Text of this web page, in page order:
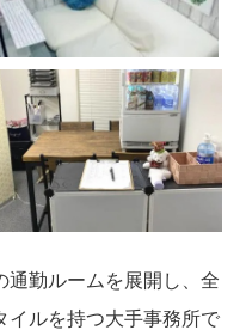
通勤ルームを展開し、全
イルを持つ大手事務所で